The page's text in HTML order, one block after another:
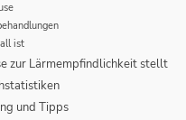
ist
zur Lärmempfindlichkeit stellt
und Tipps